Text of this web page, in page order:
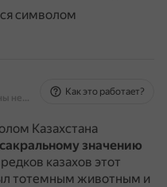
символом
На основе источников, возможны неточности
Как это работает?
Казахстана
значению
казахов этот
тотемным животным и